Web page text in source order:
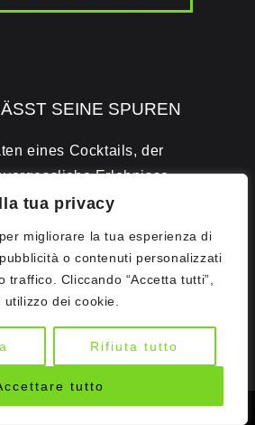
tua privacy
migliorare la tua esperienza di
o contenuti personalizzati
traffico. Cliccando “Accetta tutti”,
dei cookie.
Rifiuta tutto
tutto
SEINE SPUREN
eines Cocktails, der
Erlebnisse
zu hinterlassen.
INNOVATION UND BETRIEB
RH1